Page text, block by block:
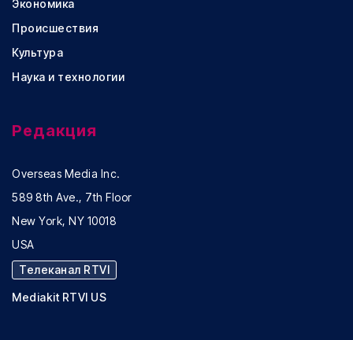
Экономика
Происшествия
Культура
Наука и технологии
Редакция
Overseas Media Inc.
589 8th Ave., 7th Floor
New York, NY 10018
USA
Телеканал RTVI
Mediakit RTVI US